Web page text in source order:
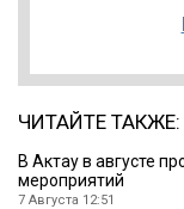
ЧИТАЙТЕ ТАКЖЕ:
В Актау в августе
мероприятий
7 Августа 12:51